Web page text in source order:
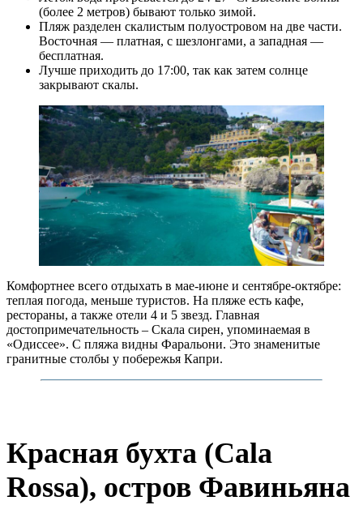
(более 2 метров) бывают только зимой.
Пляж разделен скалистым полуостровом на две части.
Восточная — платная, с шезлонгами, а западная —
бесплатная.
Лучше приходить до 17:00, так как затем солнце
закрывают скалы.
Комфортнее всего отдыхать в мае-июне и сентябре-октябре:
теплая погода, меньше туристов. На пляже есть кафе,
рестораны, а также отели 4 и 5 звезд. Главная
достопримечательность – Скала сирен, упоминаемая в
«Одиссее». С пляжа видны Фаральони. Это знаменитые
гранитные столбы у побережья Капри.
Красная бухта (Cala
Rossa), остров Фавиньяна